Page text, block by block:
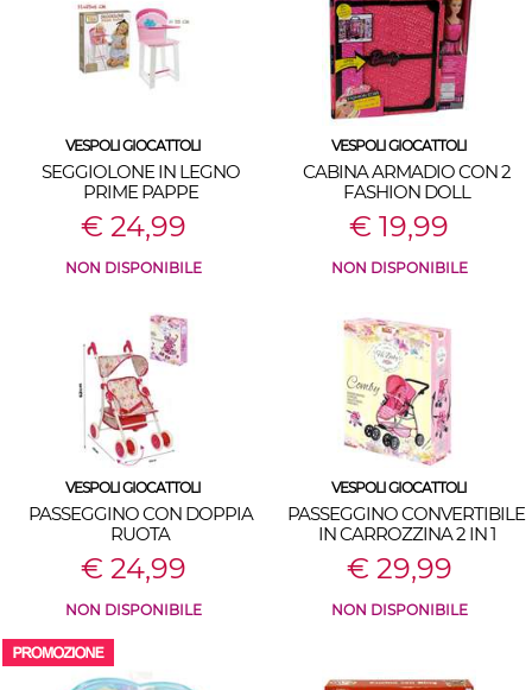
VESPOLI GIOCATTOLI
SEGGIOLONE IN LEGNO
PRIME PAPPE
€ 24,99
NON DISPONIBILE
VESPOLI GIOCATTOLI
CABINA ARMADIO CON 2
FASHION DOLL
€ 19,99
NON DISPONIBILE
VESPOLI GIOCATTOLI
PASSEGGINO CON DOPPIA
RUOTA
€ 24,99
NON DISPONIBILE
VESPOLI GIOCATTOLI
PASSEGGINO CONVERTIBILE
IN CARROZZINA 2 IN 1
€ 29,99
NON DISPONIBILE